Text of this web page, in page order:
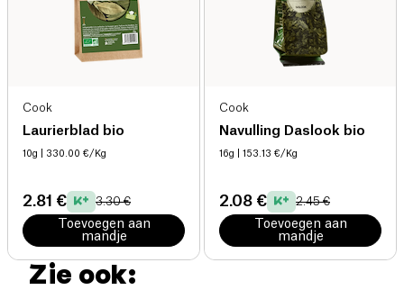
Cook
Laurierblad bio
10g | 330.00 €/Kg
2.81 € 3.30 €
Toevoegen aan
mandje
Cook
Navulling Daslook bio
16g | 153.13 €/Kg
2.08 € 2.45 €
Toevoegen aan
mandje
Zie ook: